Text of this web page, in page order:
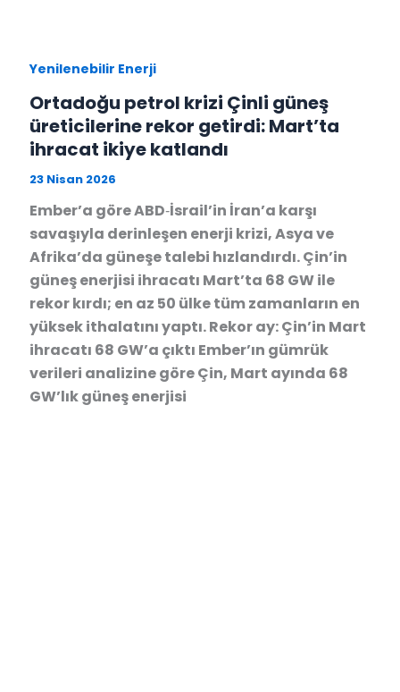
Yenilenebilir Enerji
Ortadoğu petrol krizi Çinli güneş
üreticilerine rekor getirdi: Mart’ta
ihracat ikiye katlandı
23 Nisan 2026
Ember’a göre ABD‑İsrail’in İran’a karşı
savaşıyla derinleşen enerji krizi, Asya ve
Afrika’da güneşe talebi hızlandırdı. Çin’in
güneş enerjisi ihracatı Mart’ta 68 GW ile
rekor kırdı; en az 50 ülke tüm zamanların en
yüksek ithalatını yaptı. Rekor ay: Çin’in Mart
ihracatı 68 GW’a çıktı Ember’ın gümrük
verileri analizine göre Çin, Mart ayında 68
GW’lık güneş enerjisi